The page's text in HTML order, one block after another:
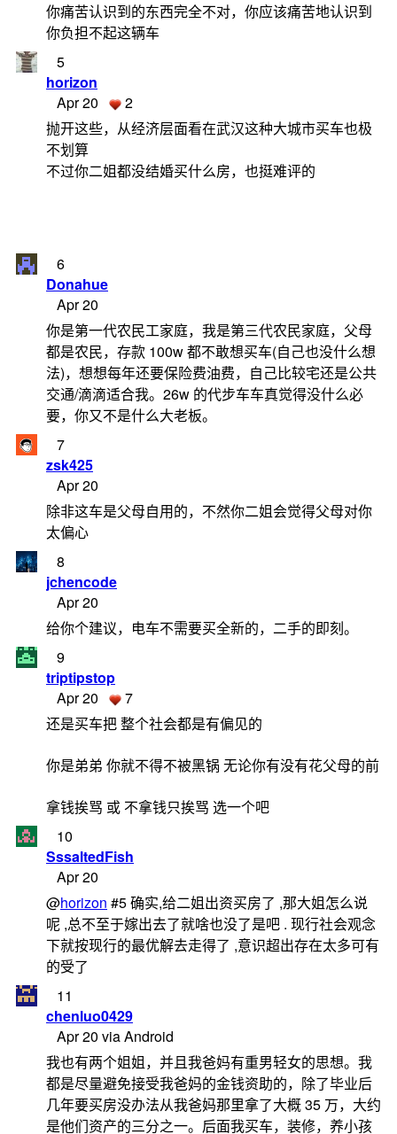
你痛苦认识到的东西完全不对，你应该痛苦地认识到
你负担不起这辆车
5
horizon
Apr 20
2
抛开这些，从经济层面看在武汉这种大城市买车也极
不划算
不过你二姐都没结婚买什么房，也挺难评的
6
Donahue
Apr 20
你是第一代农民工家庭，我是第三代农民家庭，父母
都是农民，存款 100w 都不敢想买车(自己也没什么想
法)，想想每年还要保险费油费，自己比较宅还是公共
交通/滴滴适合我。26w 的代步车车真觉得没什么必
要，你又不是什么大老板。
7
zsk425
Apr 20
除非这车是父母自用的，不然你二姐会觉得父母对你
太偏心
8
jchencode
Apr 20
给你个建议，电车不需要买全新的，二手的即刻。
9
triptipstop
Apr 20
7
还是买车把 整个社会都是有偏见的
你是弟弟 你就不得不被黑锅 无论你有没有花父母的前
拿钱挨骂 或 不拿钱只挨骂 选一个吧
10
SssaltedFish
Apr 20
@horizon #5 确实,给二姐出资买房了 ,那大姐怎么说
呢 ,总不至于嫁出去了就啥也没了是吧 . 现行社会观念
下就按现行的最优解去走得了 ,意识超出存在太多可有
的受了
11
chenluo0429
Apr 20 via Android
我也有两个姐姐，并且我爸妈有重男轻女的思想。我
都是尽量避免接受我爸妈的金钱资助的，除了毕业后
几年要买房没办法从我爸妈那里拿了大概 35 万，大约
是他们资产的三分之一。后面我买车，装修，养小孩